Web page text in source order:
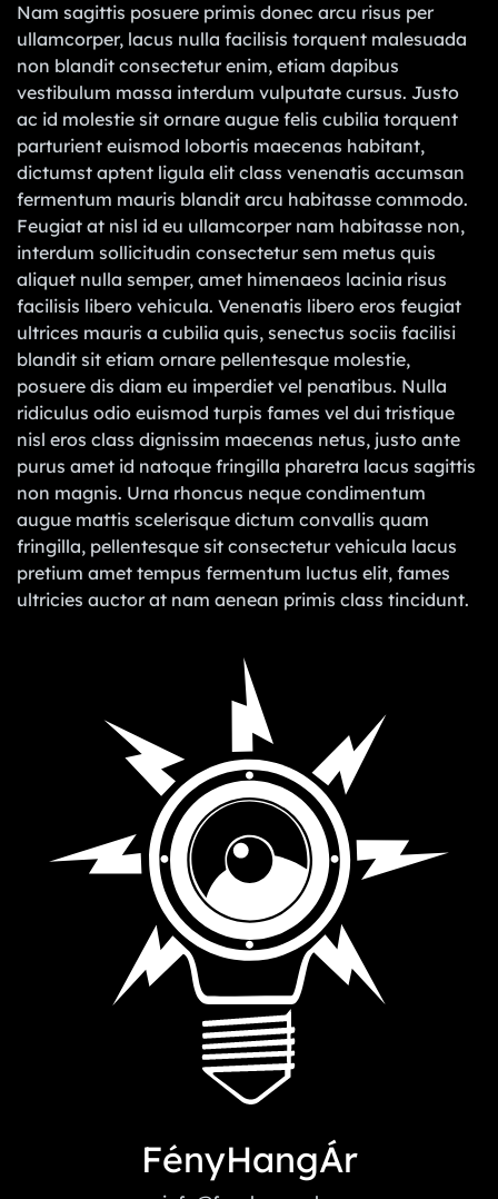
Nam sagittis posuere primis donec arcu risus per
ullamcorper, lacus nulla facilisis torquent malesuada
non blandit consectetur enim, etiam dapibus
vestibulum massa interdum vulputate cursus. Justo
ac id molestie sit ornare augue felis cubilia torquent
parturient euismod lobortis maecenas habitant,
dictumst aptent ligula elit class venenatis accumsan
fermentum mauris blandit arcu habitasse commodo.
Feugiat at nisl id eu ullamcorper nam habitasse non,
interdum sollicitudin consectetur sem metus quis
aliquet nulla semper, amet himenaeos lacinia risus
facilisis libero vehicula. Venenatis libero eros feugiat
ultrices mauris a cubilia quis, senectus sociis facilisi
blandit sit etiam ornare pellentesque molestie,
posuere dis diam eu imperdiet vel penatibus. Nulla
ridiculus odio euismod turpis fames vel dui tristique
nisl eros class dignissim maecenas netus, justo ante
purus amet id natoque fringilla pharetra lacus sagittis
non magnis. Urna rhoncus neque condimentum
augue mattis scelerisque dictum convallis quam
fringilla, pellentesque sit consectetur vehicula lacus
pretium amet tempus fermentum luctus elit, fames
ultricies auctor at nam aenean primis class tincidunt.
FényHangÁr